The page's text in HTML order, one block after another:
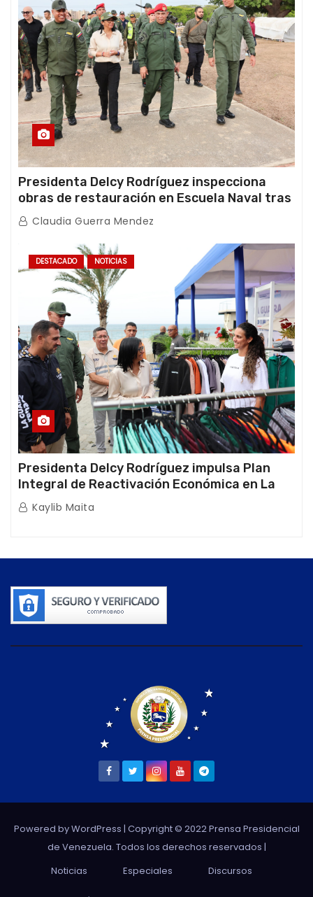
Presidenta Delcy Rodríguez inspecciona
obras de restauración en Escuela Naval tras
afectaciones sísmicas en La Guaira
Claudia Guerra Mendez
DESTACADO NOTICIAS
Presidenta Delcy Rodríguez impulsa Plan
Integral de Reactivación Económica en La
Guaira
Kaylib Maita
Powered by WordPress | Copyright © 2022 Prensa Presidencial
de Venezuela. Todos los derechos reservados |
Noticias
Especiales Discursos